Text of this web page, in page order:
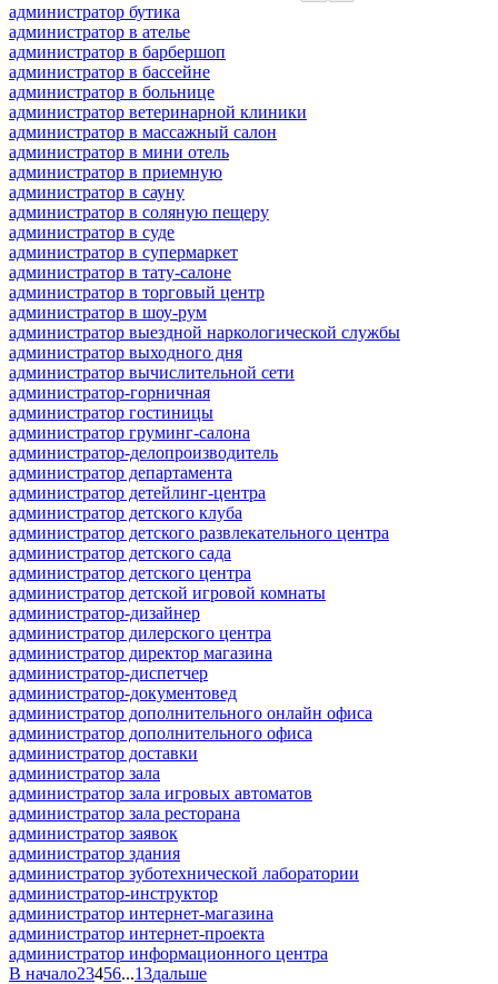
администратор бутика
администратор в ателье
администратор в барбершоп
администратор в бассейне
администратор в больнице
администратор ветеринарной клиники
администратор в массажный салон
администратор в мини отель
администратор в приемную
администратор в сауну
администратор в соляную пещеру
администратор в суде
администратор в супермаркет
администратор в тату-салоне
администратор в торговый центр
администратор в шоу-рум
администратор выездной наркологической службы
администратор выходного дня
администратор вычислительной сети
администратор-горничная
администратор гостиницы
администратор груминг-салона
администратор-делопроизводитель
администратор департамента
администратор детейлинг-центра
администратор детского клуба
администратор детского развлекательного центра
администратор детского сада
администратор детского центра
администратор детской игровой комнаты
администратор-дизайнер
администратор дилерского центра
администратор директор магазина
администратор-диспетчер
администратор-документовед
администратор дополнительного онлайн офиса
администратор дополнительного офиса
администратор доставки
администратор зала
администратор зала игровых автоматов
администратор зала ресторана
администратор заявок
администратор здания
администратор зуботехнической лаборатории
администратор-инструктор
администратор интернет-магазина
администратор интернет-проекта
администратор информационного центра
В начало23456...13дальше